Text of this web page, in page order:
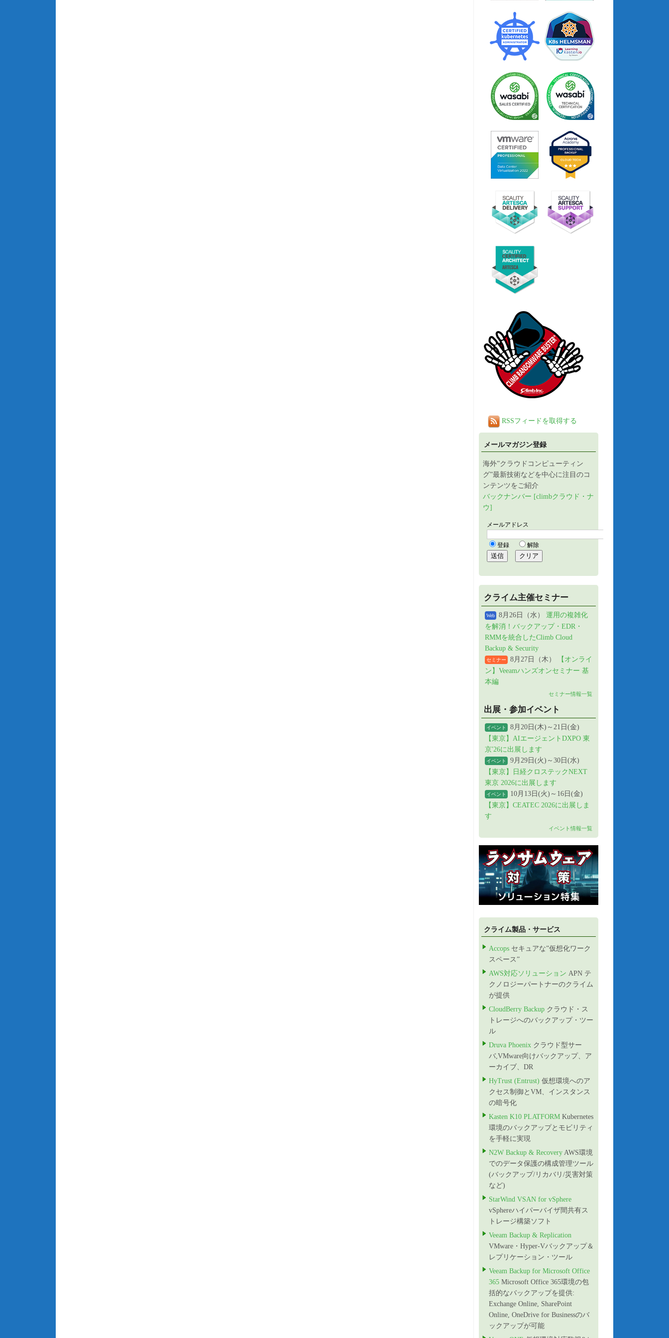
RSSフィードを取得する
メールマガジン登録
海外”クラウドコンピューティン
グ”最新技術などを中心に注目のコ
ンテンツをご紹介
バックナンバー [climbクラウド・ナ
ウ]
クライム主催セミナー
Web 8月26日（水） 運用の複雑化
を解消！バックアップ・EDR・
RMMを統合したClimb Cloud
Backup & Security
セミナー 8月27日（木）
【オンライ
ン】Veeamハンズオンセミナー 基
本編
セミナー情報一覧
出展・参加イベント
イベント
8月20日(木)～21日(金)
【東京】AIエージェントDXPO 東
京'26に出展します
イベント
9月29日(火)～30日(水)
【東京】日経クロステックNEXT
東京 2026に出展します
イベント
10月13日(火)～16日(金)
【東京】CEATEC 2026に出展しま
す
イベント情報一覧
クライム製品・サービス
Accops セキュアな”仮想化ワーク
スペース”
AWS対応ソリューション APN テ
クノロジーパートナーのクライム
が提供
CloudBerry Backup クラウド・ス
トレージへのバックアップ・ツー
ル
Druva Phoenix クラウド型サー
バ,VMware向けバックアップ、ア
ーカイブ、DR
HyTrust (Entrust) 仮想環境へのア
クセス制御とVM、インスタンス
の暗号化
Kasten K10 PLATFORM Kubernetes
環境のバックアップとモビリティ
を手軽に実現
N2W Backup & Recovery AWS環境
でのデータ保護の構成管理ツール
(バックアップ/リカバリ/災害対策
など)
StarWind VSAN for vSphere
vSphereハイパーバイザ間共有ス
トレージ構築ソフト
Veeam Backup & Replication
VMware・Hyper-Vバックアップ＆
レプリケーション・ツール
Veeam Backup for Microsoft Office
365 Microsoft Office 365環境の包
括的なバックアップを提供:
Exchange Online, SharePoint
Online, OneDrive for Businessのバ
ックアップが可能